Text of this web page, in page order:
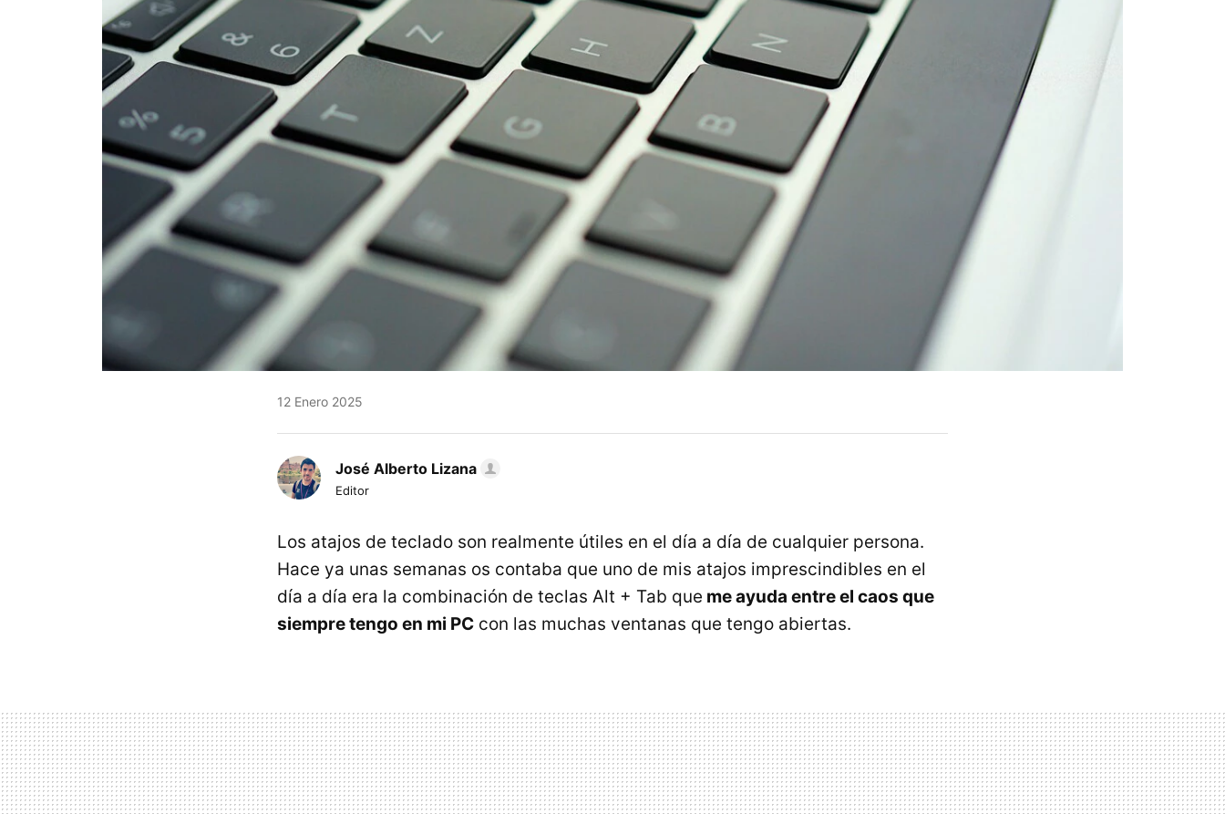
12 Enero 2025
José Alberto Lizana
Editor
Los atajos de teclado son realmente útiles en el día a día de cualquier persona.
Hace ya unas semanas os contaba que uno de mis atajos imprescindibles en el
día a día era la combinación de teclas Alt + Tab que me ayuda entre el caos que
siempre tengo en mi PC con las muchas ventanas que tengo abiertas.